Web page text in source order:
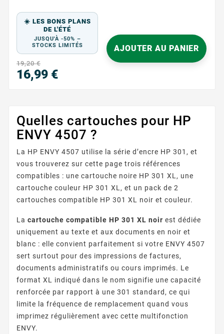
Cyan, Magenta, Jaune ...
☀️ LES BONS PLANS
DE L'ÉTÉ
JUSQU'À -50% –
STOCKS LIMITÉS
19,20 €
16,99 €
AJOUTER AU PANIER
Quelles cartouches pour HP
ENVY 4507 ?
La HP ENVY 4507 utilise la série d’encre HP 301, et
vous trouverez sur cette page trois références
compatibles : une cartouche noire HP 301 XL, une
cartouche couleur HP 301 XL, et un pack de 2
cartouches compatible HP 301 XL noir et couleur.
La cartouche compatible HP 301 XL noir est dédiée
uniquement au texte et aux documents en noir et
blanc : elle convient parfaitement si votre ENVY 4507
sert surtout pour des impressions de factures,
documents administratifs ou cours imprimés. Le
format XL indiqué dans le nom signifie une capacité
renforcée par rapport à une 301 standard, ce qui
limite la fréquence de remplacement quand vous
imprimez régulièrement avec cette multifonction
ENVY.